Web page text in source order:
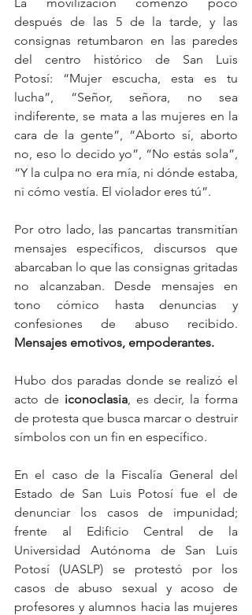
después de las 5 de la tarde, y las
consignas retumbaron en las paredes
del centro histórico de San Luis
Potosí: “Mujer escucha, esta es tu
lucha”, “Señor, señora, no sea
indiferente, se mata a las mujeres en la
cara de la gente”, “Aborto sí, aborto
no, eso lo decido yo”, “No estás sola”,
“Y la culpa no era mía, ni dónde estaba,
ni cómo vestía. El violador eres tú”.
Por otro lado, las pancartas transmitían
mensajes específicos, discursos que
abarcaban lo que las consignas gritadas
no alcanzaban. Desde mensajes en
tono cómico hasta denuncias y
confesiones de abuso recibido.
Mensajes emotivos, empoderantes.
Hubo dos paradas donde se realizó el
acto de iconoclasia, es decir, la forma
de protesta que busca marcar o destruir
símbolos con un fin en específico.
En el caso de la Fiscalía General del
Estado de San Luis Potosí fue el de
denunciar los casos de impunidad;
frente al Edificio Central de la
Universidad Autónoma de San Luis
Potosí (UASLP) se protestó por los
casos de abuso sexual y acoso de
profesores y alumnos hacia las mujeres